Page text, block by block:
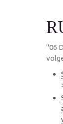
"06